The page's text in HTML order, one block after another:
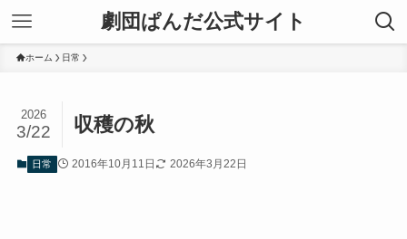
劇団ぱんだ公式サイト
ホーム 日常
収穫の秋
2026
3/22
日常 2016年10月11日 2026年3月22日